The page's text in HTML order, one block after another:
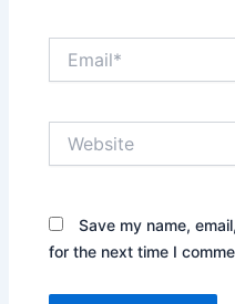
Save my name,
for the next time I